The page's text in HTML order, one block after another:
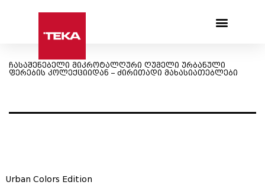
ჩასაშენებელი მიკროტალღური ღუმელი ურბანული
ფერების კოლექციიდან – ძირითადი მახასიათებლები
Urban Colors Edition